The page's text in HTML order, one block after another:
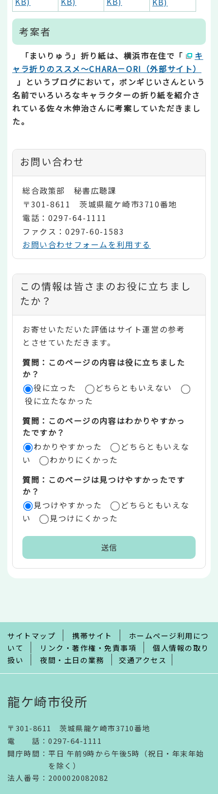
考案者
「まいりゅう」折り紙は、横浜市在住で「
キ
ャラ折りのススメ～CHARA－ORI（外部サイト）
」というブログにおいて，ボンギじいさんという
名前でいろいろなキャラクターの折り紙を紹介さ
れている佐々木伸治さんに考案していただきまし
た。
お問い合わせ
総合政策部 秘書広聴課
〒301-8611 茨城県龍ケ崎市3710番地
電話：0297-64-1111
ファクス：0297-60-1583
お問い合わせフォームを利用する
コ
ン
テ
ン
ツ
評
価
リ
ア
この情報は皆さまのお役に立ちまし
たか？
お寄せいただいた評価はサイト運営の参考
とさせていただきます。
質問：このページの内容は役に立ちました
か？
役に立った
どちらともいえない
役に立たなかった
質問：このページの内容はわかりやすかっ
たですか？
わかりやすかった
どちらともいえな
い
わかりにくかった
質問：このページは見つけやすかったです
か？
見つけやすかった
どちらともいえな
い
見つけにくかった
で
サイトマップ 携帯サイト
ホームページ利用につ
いて
リンク・著作権・免責事項
個人情報の取り
扱い
夜間・土日の業務 交通アクセス
龍ケ崎市役所
〒301-8611 茨城県龍ケ崎市3710番地
電話 ： 0297-64-1111
開庁時間 ： 平日 午前9時から午後5時（祝日・年末年始
を除く）
法人番号 ：2000020082082